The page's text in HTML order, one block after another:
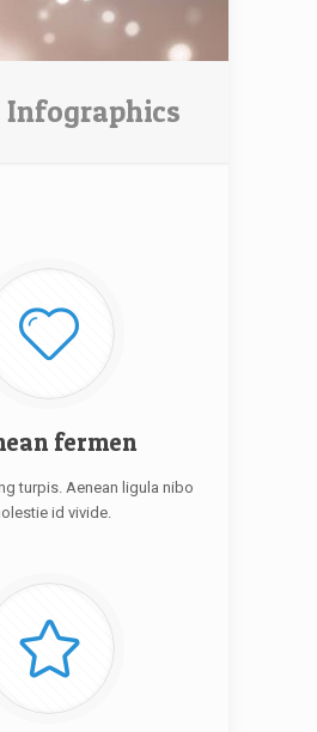
Infographics
fermen
turpis. Aenean ligula nibo
id vivide.